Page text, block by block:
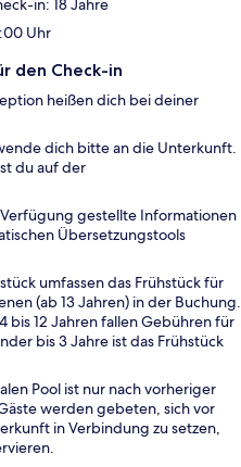
in: 18 Jahre
Uhr
den Check-in
heißen dich bei deiner
dich bitte an die Unterkunft.
du auf der
gestellte Informationen
Übersetzungstools
umfassen das Frühstück für
(ab 13 Jahren) in der Buchung.
bis 12 Jahren fallen Gebühren für
bis 3 Jahre ist das Frühstück
Pool ist nur nach vorheriger
werden gebeten, sich vor
in Verbindung zu setzen,